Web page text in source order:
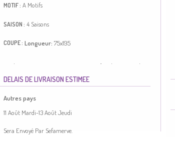
MOTIF : A Motifs
SAISON : 4 Saisons
COUPE : Longueur: 75x195
Couleur Brique. Tissu Lin. Tissu à motifs. Adapté pour les 4
saisons. Taille standard.
Made in Türkiye
DELAIS DE LIVRAISON ESTIMEE
Autres pays
11 Août Mardi-13 Août Jeudi
Sera Envoyé Par Sefamerve.